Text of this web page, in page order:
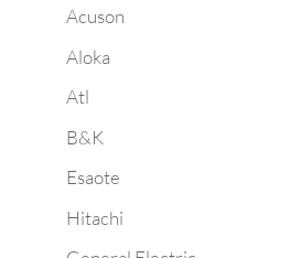
Acuson
Aloka
Atl
B&K
Esaote
Hitachi